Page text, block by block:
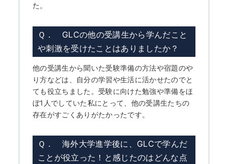
た。
Ｑ． GLCの他の受講生から学んだこと
や刺激を受けたことはありましたか？
他の受講生から聞いた受験準備の方法や宿題のや
り方などは、自分の学習や生活に活かせたのでと
ても役立ちました。受験に向けた勉強や準備をほ
ぼ1人でしていた私にとって、他の受講生たちの
存在がすごくありがたかったです。
Ｑ． 海外大学進学後に、GLCで学んだ
ことが役立った！と感じたのはどんな点